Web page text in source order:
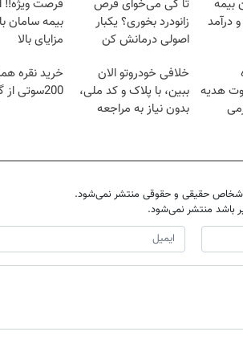
بیمه
درآمد
تا کی می‌خوای قرص
زانودرد بخوری؟ یکبار
اصولی درمانش کن
فرصت ویژه‼️
بیمه سامان
مزایای بالا
هدیه
خلافی خودروتو الان
ببین، با پلاک و کد ملی،
بدون نیاز به مراجعه
خرید نقره
200سوتی از گرمی
اشخاص حقیقی و حقوقی منتشر نمی‌شود.
باشد منتشر نمی‌شود.